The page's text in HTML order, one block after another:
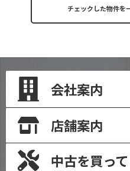
会社案内
店舗案内
中古を買って